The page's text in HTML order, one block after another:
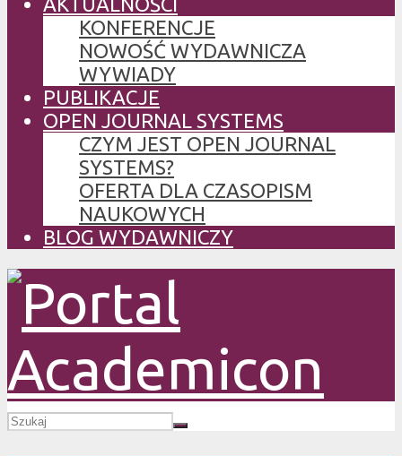
KONFERENCJE
NOWOŚĆ WYDAWNICZA
WYWIADY
PUBLIKACJE
OPEN JOURNAL SYSTEMS
CZYM JEST OPEN JOURNAL
SYSTEMS?
OFERTA DLA CZASOPISM
NAUKOWYCH
BLOG WYDAWNICZY